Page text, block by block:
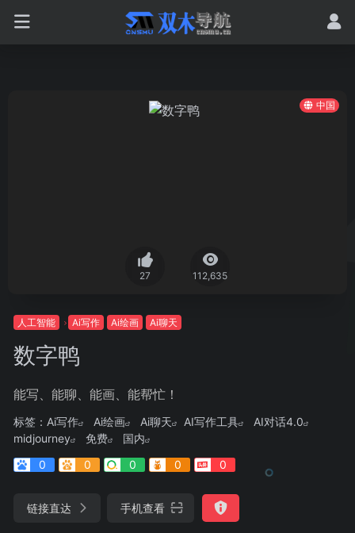
中国
27 112,635
人工智能 Ai写作 Ai绘画 Ai聊天
数字鸭
能写、能聊、能画、能帮忙！
标签： Ai写作 Ai绘画 Ai聊天 AI写作工具
AI对话4.0
midjourney
免费
国内
0
0 0 0 0
链接直达 手机查看